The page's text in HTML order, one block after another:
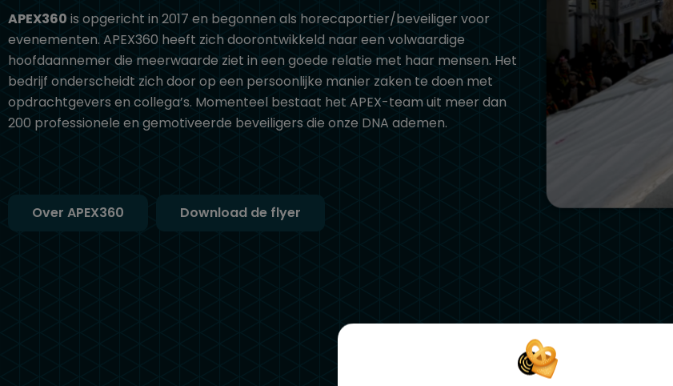
APEX360 is opgericht in 2017 en begonnen als horecaportier/beveiliger voor
evenementen. APEX360 heeft zich doorontwikkeld naar een volwaardige
hoofdaannemer die meerwaarde ziet in een goede relatie met haar mensen. Het
bedrijf onderscheidt zich door op een persoonlijke manier zaken te doen met
opdrachtgevers en collega’s. Momenteel bestaat het APEX-team uit meer dan
200 professionele en gemotiveerde beveiligers die onze DNA ademen.
Over APEX360 Download de flyer